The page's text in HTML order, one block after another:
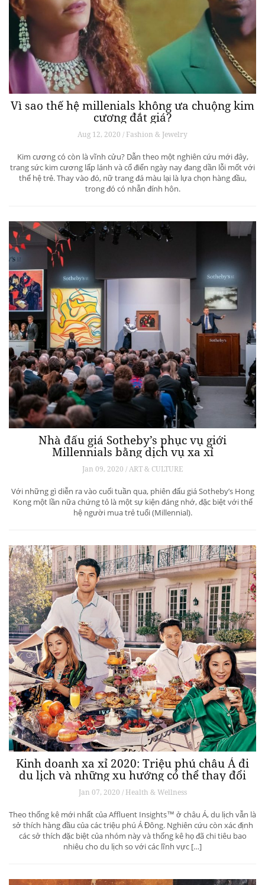
Vì sao thế hệ millenials không ưa chuộng kim
cương đắt giá?
Aug 12, 2020 / Fashion & Jewelry
Kim cương có còn là vĩnh cửu? Dẫn theo một nghiên cứu mới đây,
trang sức kim cương lấp lánh và cổ điển ngày nay đang dần lỗi mốt với
thế hệ trẻ. Thay vào đó, nữ trang đá màu lại là lựa chọn hàng đầu,
trong đó có nhẫn đính hôn.
Nhà đấu giá Sotheby’s phục vụ giới
Millennials bằng dịch vụ xa xỉ
Jan 09, 2020 / ART & CULTURE
Với những gì diễn ra vào cuối tuần qua, phiên đấu giá Sotheby’s Hong
Kong một lần nữa chứng tỏ là một sự kiện đáng nhớ, đặc biệt với thế
hệ người mua trẻ tuổi (Millennial).
Kinh doanh xa xỉ 2020: Triệu phú châu Á đi
du lịch và những xu hướng có thể thay đổi
ngành du lịch thượng lưu
Jan 07, 2020 / Health & Wellness
Theo thống kê mới nhất của Affluent Insights™ ở châu Á, du lịch vẫn là
sở thích hàng đầu của các triệu phú Á Đông. Nghiên cứu còn xác định
các sở thích đặc biệt của nhóm này và thống kê họ đã chi tiêu bao
nhiêu cho du lịch so với các lĩnh vực […]